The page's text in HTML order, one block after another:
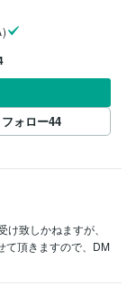
フォロー44
致しかねますが、
て頂きますので、DM